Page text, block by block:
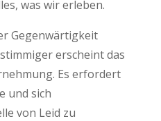
was wir erleben.
Gegenwärtigkeit
erscheint das
Es erfordert
und sich
von Leid zu